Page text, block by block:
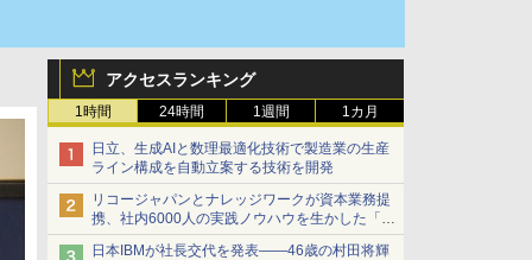
アクセスランキング
1時間 24時間 1週間 1カ月
日立、生成AIと数理最適化技術で製造業の生産
ライン構成を自動立案する技術を開発
リコージャパンとナレッジワークが資本業務提
携、社内6000人の実践ノウハウを生かした「AI
商談記録 for RICOH」を展開へ
日本IBMが社長交代を発表――46歳の村田将輝